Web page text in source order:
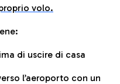
volo.
di uscire di casa
l’aeroporto con un